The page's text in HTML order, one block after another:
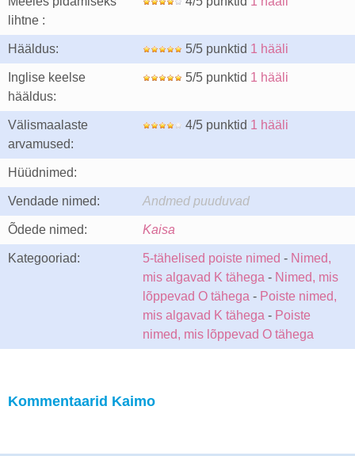
lihtne :
Hääldus: 5/5 punktid 1 hääli
Inglise keelse
hääldus:
5/5 punktid 1 hääli
Välismaalaste
arvamused:
4/5 punktid 1 hääli
Hüüdnimed:
Vendade nimed: Andmed puuduvad
Õdede nimed: Kaisa
Kategooriad: 5-tähelised poiste nimed - Nimed,
mis algavad K tähega - Nimed, mis
lõppevad O tähega - Poiste nimed,
mis algavad K tähega - Poiste
nimed, mis lõppevad O tähega
Kommentaarid Kaimo